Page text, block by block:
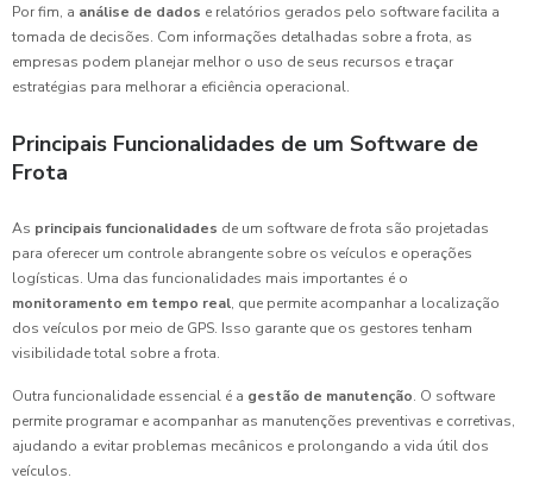
Por fim, a análise de dados e relatórios gerados pelo software facilita a
tomada de decisões. Com informações detalhadas sobre a frota, as
empresas podem planejar melhor o uso de seus recursos e traçar
estratégias para melhorar a eficiência operacional.
Principais Funcionalidades de um Software de
Frota
As principais funcionalidades de um software de frota são projetadas
para oferecer um controle abrangente sobre os veículos e operações
logísticas. Uma das funcionalidades mais importantes é o
monitoramento em tempo real, que permite acompanhar a localização
dos veículos por meio de GPS. Isso garante que os gestores tenham
visibilidade total sobre a frota.
Outra funcionalidade essencial é a gestão de manutenção. O software
permite programar e acompanhar as manutenções preventivas e corretivas,
ajudando a evitar problemas mecânicos e prolongando a vida útil dos
veículos.